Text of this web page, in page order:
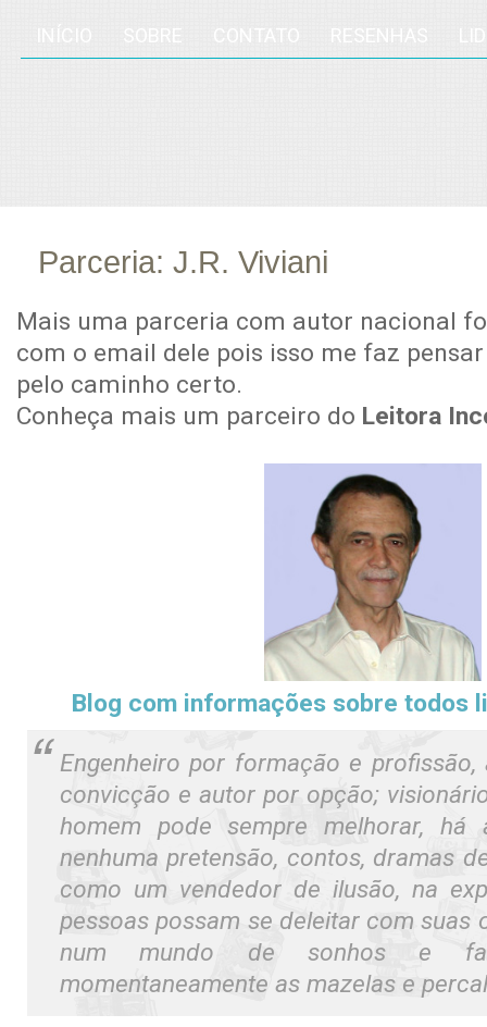
Parceria: J.R. Viviani
Mais uma parceria com autor nacional
com o email dele pois isso me faz
pelo caminho certo.
Conheça mais um parceiro do Leitora
Blog com informações sobre todos
Engenheiro por formação e
convicção e autor por opção;
homem pode sempre melhorar, há
nenhuma pretensão, contos, dramas
como um vendedor de ilusão, na
pessoas possam se deleitar com suas
num mundo de sonhos e
momentaneamente as mazelas e